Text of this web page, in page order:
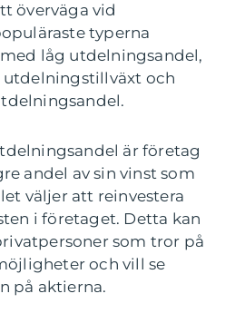
överväga vid
typerna
låg utdelningsandel,
och
är företag
andel av sin vinst som
väljer att reinvestera
i företaget. Detta kan
som tror på
och vill se
på aktierna.